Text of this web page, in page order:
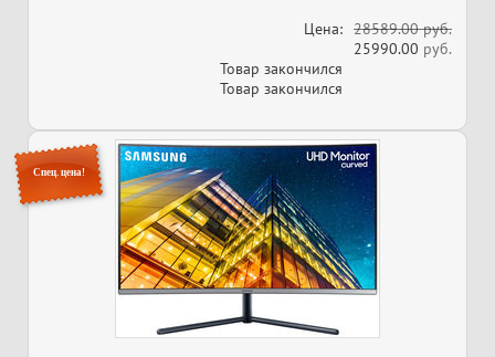
Цена: 28589.00 руб.
25990.00 руб.
Товар закончился
Товар закончился
Спец. цена!